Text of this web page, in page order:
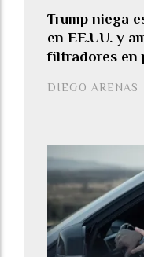
Trump niega
en EE.UU. y
filtradores en
DIEGO ARENAS